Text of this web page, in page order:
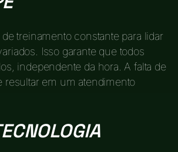
treinamento constante para lidar
Isso garante que todos
independente da hora. A falta de
resultar em um atendimento